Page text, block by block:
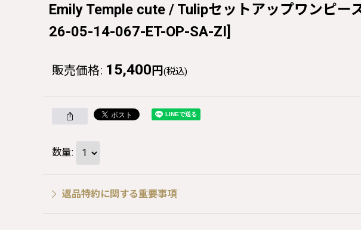
Emily Temple cute / Tulipセットアップワンピ
26-05-14-067-ET-OP-SA-ZI]
販売価格: 15,400 円 (税込)
数量:
返品特約に関する重要事項